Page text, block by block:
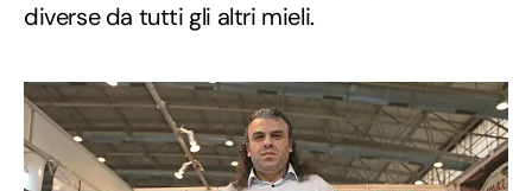
diverse da tutti gli altri mieli.